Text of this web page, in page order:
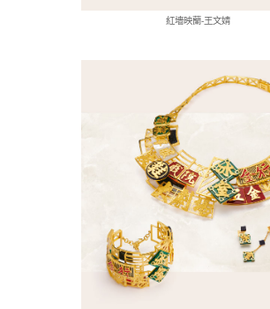
紅墻映蘭-王文婧